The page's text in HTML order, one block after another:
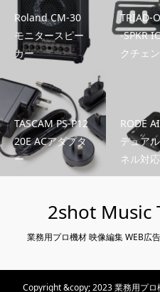
Roland CM-30
モニタースピー
カー
TRIAD-
-SPKR
クチェ
TASCAM PS-P12
20E ACアダプタ
ー
RODE
デュア
ネル対
2shot Music
業務用プロ機材 映像編集 WEB広
Copyright &copy; 2023 業務用プ